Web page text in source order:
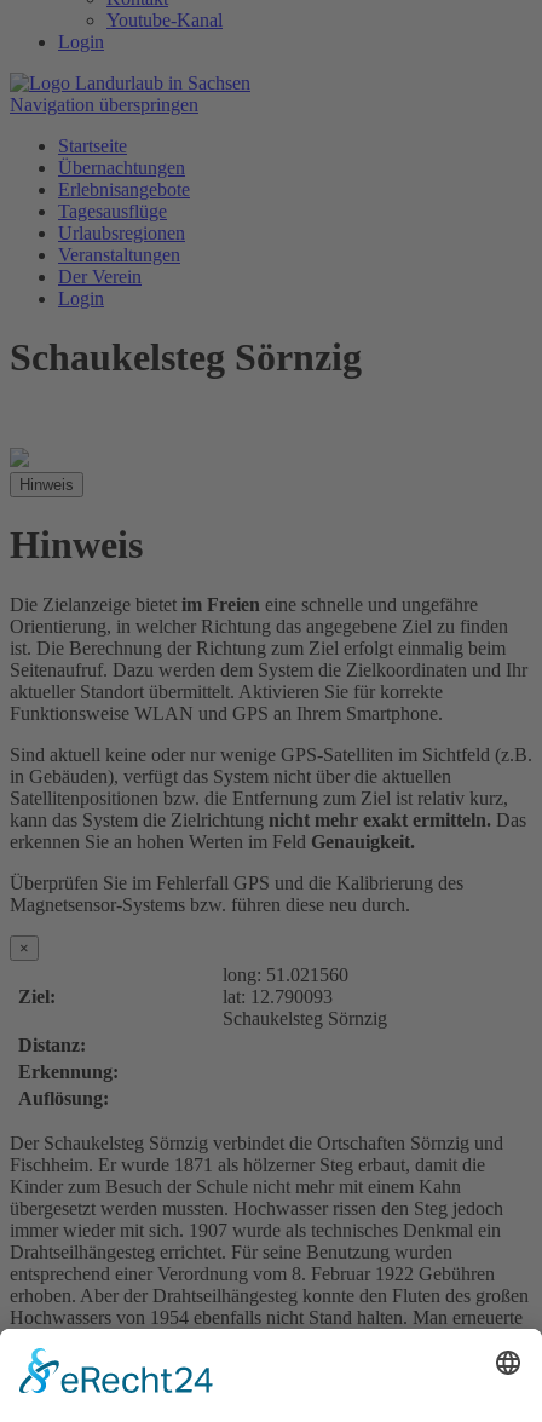
Youtube-Kanal
Login
Navigation überspringen
Startseite
Übernachtungen
Erlebnisangebote
Tagesausflüge
Urlaubsregionen
Veranstaltungen
Der Verein
Login
Schaukelsteg Sörnzig
Hinweis
Hinweis
Die Zielanzeige bietet im Freien eine schnelle und ungefähre
Orientierung, in welcher Richtung das angegebene Ziel zu finden
ist. Die Berechnung der Richtung zum Ziel erfolgt einmalig beim
Seitenaufruf. Dazu werden dem System die Zielkoordinaten und Ihr
aktueller Standort übermittelt. Aktivieren Sie für korrekte
Funktionsweise WLAN und GPS an Ihrem Smartphone.
Sind aktuell keine oder nur wenige GPS-Satelliten im Sichtfeld (z.B.
in Gebäuden), verfügt das System nicht über die aktuellen
Satellitenpositionen bzw. die Entfernung zum Ziel ist relativ kurz,
kann das System die Zielrichtung nicht mehr exakt ermitteln. Das
erkennen Sie an hohen Werten im Feld Genauigkeit.
Überprüfen Sie im Fehlerfall GPS und die Kalibrierung des
Magnetsensor-Systems bzw. führen diese neu durch.
×
Ziel:
long: 51.021560
lat: 12.790093
Schaukelsteg Sörnzig
Distanz:
Erkennung:
Auflösung:
Der Schaukelsteg Sörnzig verbindet die Ortschaften Sörnzig und
Fischheim. Er wurde 1871 als hölzerner Steg erbaut, damit die
Kinder zum Besuch der Schule nicht mehr mit einem Kahn
übergesetzt werden mussten. Hochwasser rissen den Steg jedoch
immer wieder mit sich. 1907 wurde als technisches Denkmal ein
Drahtseilhängesteg errichtet. Für seine Benutzung wurden
entsprechend einer Verordnung vom 8. Februar 1922 Gebühren
erhoben. Aber der Drahtseilhängesteg konnte den Fluten des großen
Hochwassers von 1954 ebenfalls nicht Stand halten. Man erneuerte
Beginn des Jahres 2002 sanierten neuen Konstruktion konnte das
Hochwasser im gleichen Jahr nichts anhaben.